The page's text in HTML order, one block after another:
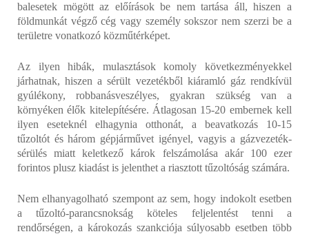
balesetek mögött az előírások be nem tartása áll, hiszen a
földmunkát végző cég vagy személy sokszor nem szerzi be a
területre vonatkozó közműtérképet.
Az ilyen hibák, mulasztások komoly következményekkel
járhatnak, hiszen a sérült vezetékből kiáramló gáz rendkívül
gyúlékony, robbanásveszélyes, gyakran szükség van a
környéken élők kitelepítésére. Átlagosan 15-20 embernek kell
ilyen eseteknél elhagynia otthonát, a beavatkozás 10-15
tűzoltót és három gépjárművet igényel, vagyis a gázvezeték-
sérülés miatt keletkező károk felszámolása akár 100 ezer
forintos plusz kiadást is jelenthet a riasztott tűzoltóság számára.
Nem elhanyagolható szempont az sem, hogy indokolt esetben
a tűzoltó-parancsnokság köteles feljelentést tenni a
rendőrségen, a károkozás szankciója súlyosabb esetben több